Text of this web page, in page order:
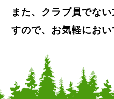
また、クラブ員でな
すので、お気軽におい